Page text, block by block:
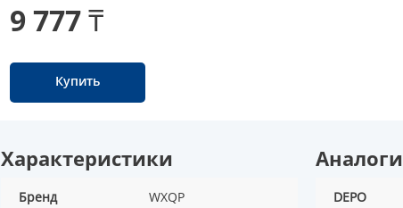
9 777 ₸
Купить
Характеристики
Бренд WXQP
Аналоги
DEPO